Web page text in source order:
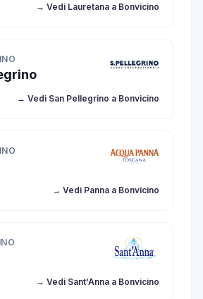
→ Vedi Lauretana a Bonvicino
→ Vedi San Pellegrino a Bonvicino
→ Vedi Panna a Bonvicino
→ Vedi Sant'Anna a Bonvicino